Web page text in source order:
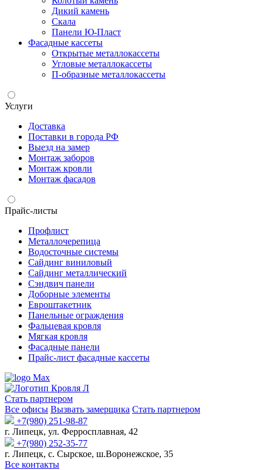
Дикий камень
Скала
Панели Ю-Пласт
Фасадные кассеты
Открытые металлокассеты
Угловые металлокассеты
П-образные металлокассеты
Услуги
Доставка
Поставки в города РФ
Выезд на замер
Монтаж заборов
Монтаж кровли
Монтаж фасадов
Прайс-листы
Профлист
Металлочерепица
Водосточные системы
Сайдинг виниловый
Сайдинг металлический
Сэндвич панели
Доборные элементы
Евроштакетник
Панельные ограждения
Фальцевая кровля
Мягкая кровля
Фасадные панели
Прайс-лист фасадные кассеты
Стать партнером
Все офисы Вызвать замерщика Стать партнером
+7(980) 251-98-87
г. Липецк, ул. Ферросплавная, 42
+7(980) 252-35-77
г. Липецк, с. Сырское, ш.Воронежское, 35
Все контакты